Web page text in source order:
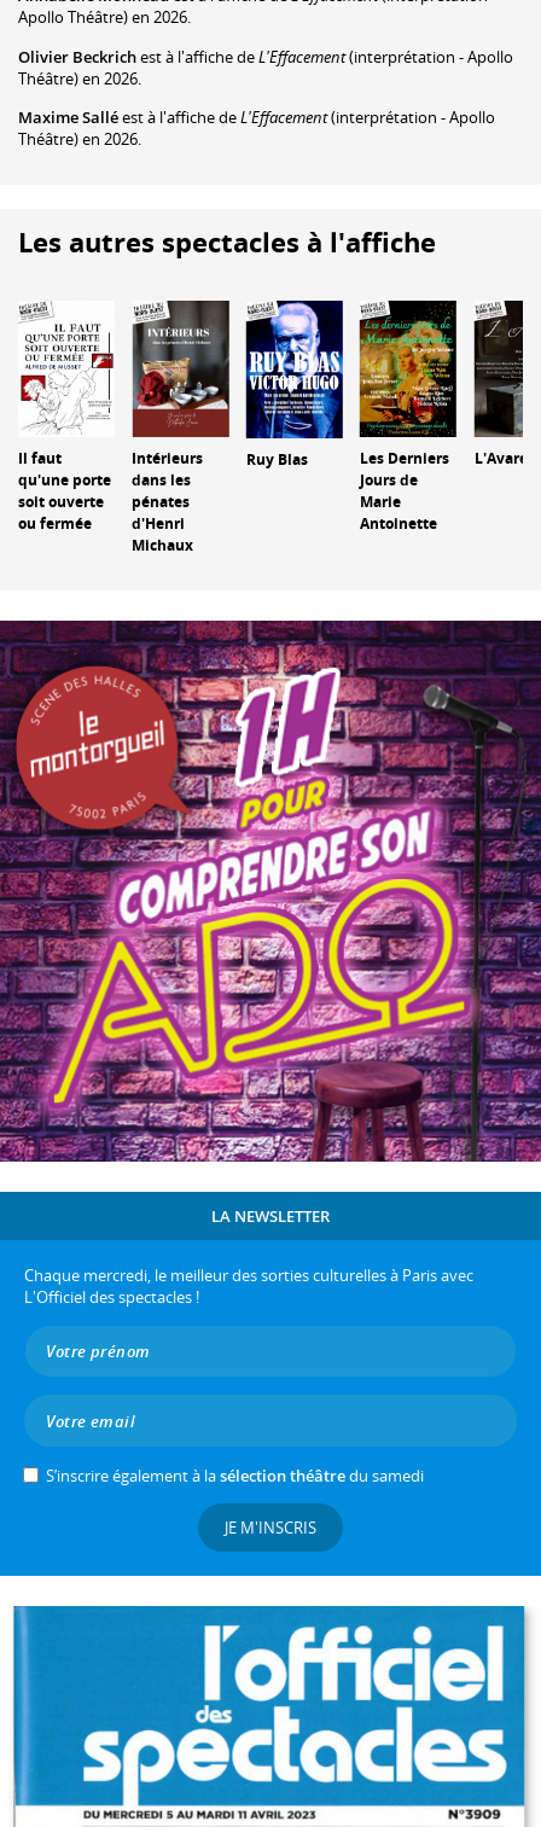
Apollo Théâtre) en 2026.
Olivier Beckrichest à l'affiche deL'Effacement(interprétation - Apollo
Théâtre) en 2026.
Maxime Salléest à l'affiche deL'Effacement(interprétation - Apollo
Théâtre) en 2026.
Les autres spectacles à l'affiche
Il faut
qu'une porte
soit ouverte
ou fermée
Intérieurs
dans les
pénates
d'Henri
Michaux
Ruy Blas
Les Derniers
Jours de
Marie
Antoinette
L'Avare
LA NEWSLETTER
Chaque mercredi, le meilleur des sorties culturelles à Paris avec
L'Officiel des spectacles !
S’inscrire également à lasélection théâtredu samedi
JE M'INSCRIS